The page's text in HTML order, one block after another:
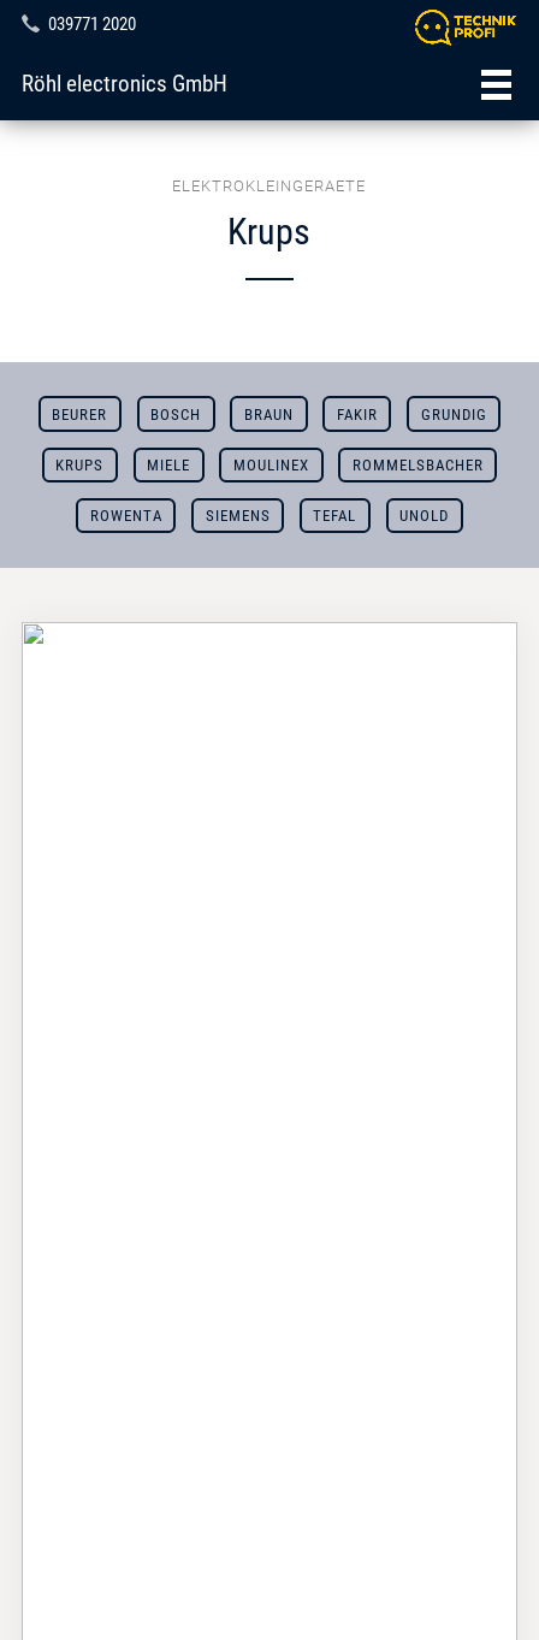
039771 2020
Röhl electronics GmbH
ELEKTROKLEINGERAETE
Krups
BEURER BOSCH BRAUN FAKIR GRUNDIG
KRUPS MIELE MOULINEX ROMMELSBACHER
ROWENTA SIEMENS TEFAL UNOLD